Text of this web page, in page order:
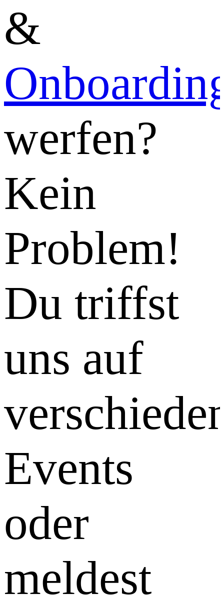
&
werfen?
Kein
Problem!
Du triffst
uns auf
Events
oder
meldest